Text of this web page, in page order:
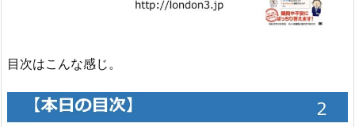
目次はこんな感じ。